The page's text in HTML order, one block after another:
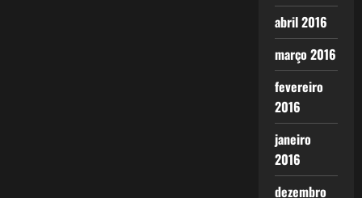
abril 2016
março 2016
fevereiro
2016
janeiro
2016
dezembro